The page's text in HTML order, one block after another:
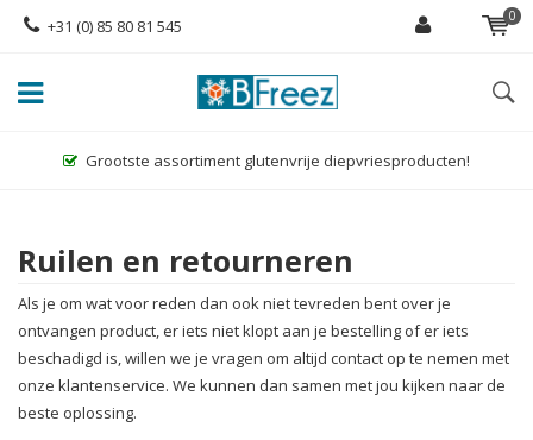
+31 (0) 85 80 81 545 0
Grootste assortiment glutenvrije diepvriesproducten!
Ruilen en retourneren
Als je om wat voor reden dan ook niet tevreden bent over je
ontvangen product, er iets niet klopt aan je bestelling of er iets
beschadigd is, willen we je vragen om altijd contact op te nemen met
onze klantenservice. We kunnen dan samen met jou kijken naar de
beste oplossing.